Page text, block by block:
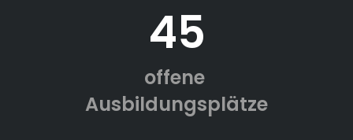
45
offene
Ausbildungsplätze